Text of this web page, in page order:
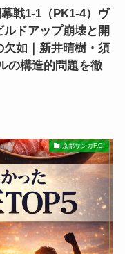
戦1-1（PK1-4）ヴ
ドアップ崩壊と開
如｜新井晴樹・須
の構造的問題を徹
京都サンガF.C.